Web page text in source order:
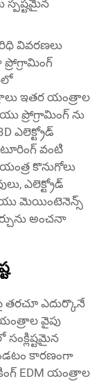
స్పష్టమైన
వివరణలు
ఇతర యంత్రాల
ప్రోగ్రామింగ్ ను
ఎలెక్ట్రోడ్
వంటి
కొనుగోలు
ఎలెక్ట్రోడ్
మెయింటెనెన్స్
అంచనా
తరచూ ఎదుర్కొనే
వైపు
కారణంగా
EDM యంత్రాల